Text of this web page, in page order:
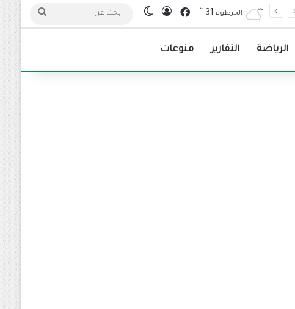
الخرطوم 31
℃ فيسبوكتسجيل الدخول
الوضع المظلم
الرياضة التقارير منوعات